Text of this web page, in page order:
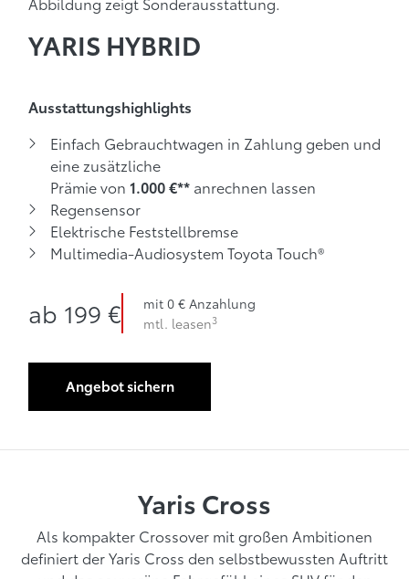
YARIS HYBRID
Ausstattungshighlights
Einfach Gebrauchtwagen in Zahlung geben und
eine zusätzliche
Prämie von 1.000 €** anrechnen lassen
Regensensor
Elektrische Feststellbremse
Multimedia-Audiosystem Toyota Touch®
ab 199 € mtl. leasen3
Anzahlung
ab 199 €
mit 0 € Anzahlung
mtl. leasen3
Angebot sichern
Yaris Cross
Als kompakter Crossover mit großen Ambitionen
definiert der Yaris Cross den selbstbewussten Auftritt